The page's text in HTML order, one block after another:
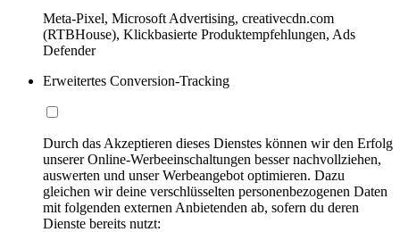
Meta-Pixel, Microsoft Advertising, creativecdn.com
(RTBHouse), Klickbasierte Produktempfehlungen, Ads
Defender
Erweitertes Conversion-Tracking
Durch das Akzeptieren dieses Dienstes können wir den Erfolg
unserer Online-Werbeeinschaltungen besser nachvollziehen,
auswerten und unser Werbeangebot optimieren. Dazu
gleichen wir deine verschlüsselten personenbezogenen Daten
mit folgenden externen Anbietenden ab, sofern du deren
Dienste bereits nutzt: